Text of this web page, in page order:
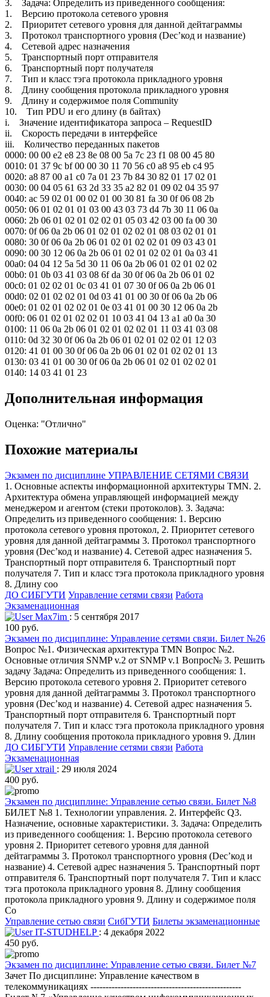
3. Задача: Определить из приведенного сообщения:
1. Версию протокола сетевого уровня
2. Приоритет сетевого уровня для данной дейтаграммы
3. Протокол транспортного уровня (Dec’код и название)
4. Сетевой адрес назначения
5. Транспортный порт отправителя
6. Транспортный порт получателя
7. Тип и класс тэга протокола прикладного уровня
8. Длину сообщения протокола прикладного уровня
9. Длину и содержимое поля Community
10. Тип PDU и его длину (в байтах)
i. Значение идентификатора запроса – RequestID
ii. Скорость передачи в интерфейсе
iii. Количество переданных пакетов
0000: 00 00 e2 e8 23 8e 08 00 5a 7c 23 f1 08 00 45 80
0010: 01 37 9c bf 00 00 30 11 70 56 c0 a8 95 eb c4 95
0020: a8 87 00 a1 c0 7a 01 23 7b 84 30 82 01 17 02 01
0030: 00 04 05 61 63 2d 33 35 a2 82 01 09 02 04 35 97
0040: ac 59 02 01 00 02 01 00 30 81 fa 30 0f 06 08 2b
0050: 06 01 02 01 01 03 00 43 03 73 d4 7b 30 11 06 0a
0060: 2b 06 01 02 01 02 02 01 05 03 42 03 00 fa 00 30
0070: 0f 06 0a 2b 06 01 02 01 02 02 01 08 03 02 01 01
0080: 30 0f 06 0a 2b 06 01 02 01 02 02 01 09 03 43 01
0090: 00 30 12 06 0a 2b 06 01 02 01 02 02 01 0a 03 41
00a0: 04 04 12 5a 5d 30 11 06 0a 2b 06 01 02 01 02 02
00b0: 01 0b 03 41 03 08 6f da 30 0f 06 0a 2b 06 01 02
00c0: 01 02 02 01 0c 03 41 01 07 30 0f 06 0a 2b 06 01
00d0: 02 01 02 02 01 0d 03 41 01 00 30 0f 06 0a 2b 06
00e0: 01 02 01 02 02 01 0e 03 41 01 00 30 12 06 0a 2b
00f0: 06 01 02 01 02 02 01 10 03 41 04 13 a1 a0 0a 30
0100: 11 06 0a 2b 06 01 02 01 02 02 01 11 03 41 03 08
0110: 0d 32 30 0f 06 0a 2b 06 01 02 01 02 02 01 12 03
0120: 41 01 00 30 0f 06 0a 2b 06 01 02 01 02 02 01 13
0130: 03 41 01 00 30 0f 06 0a 2b 06 01 02 01 02 02 01
0140: 14 03 41 01 23
Дополнительная информация
Оценка: "Отлично"
Похожие материалы
Экзамен по дисциплине УПРАВЛЕНИЕ СЕТЯМИ СВЯЗИ
1. Основные аспекты информационной архитектуры TMN. 2.
Архитектура обмена управляющей информацией между
менеджером и агентом (стеки протоколов). 3. Задача:
Определить из приведенного сообщения: 1. Версию
протокола сетевого уровня протокол, 2. Приоритет сетевого
уровня для данной дейтаграммы 3. Протокол транспортного
уровня (Dec’код и название) 4. Сетевой адрес назначения 5.
Транспортный порт отправителя 6. Транспортный порт
получателя 7. Тип и класс тэга протокола прикладного уровня
8. Длину соо
ДО СИБГУТИ Управление сетями связи Работа
Экзаменационная
Max7im : 5 сентября 2017
100 руб.
Экзамен по дисциплине: Управление сетями связи. Билет №26
Вопрос №1. Физическая архитектура TMN Вопрос №2.
Основные отличия SNMP v.2 от SNMP v.1 Вопрос№ 3. Решить
задачу Задача: Определить из приведенного сообщения: 1.
Версию протокола сетевого уровня 2. Приоритет сетевого
уровня для данной дейтаграммы 3. Протокол транспортного
уровня (Dec’код и название) 4. Сетевой адрес назначения 5.
Транспортный порт отправителя 6. Транспортный порт
получателя 7. Тип и класс тэга протокола прикладного уровня
8. Длину сообщения протокола прикладного уровня 9. Длин
ДО СИБГУТИ Управление сетями связи Работа
Экзаменационная
xtrail : 29 июля 2024
400 руб.
Экзамен по дисциплине: Управление сетью связи. Билет №8
БИЛЕТ №8 1. Технологии управления. 2. Интерфейс Q3.
Назначение, основные характеристики. 3. Задача: Определить
из приведенного сообщения: 1. Версию протокола сетевого
уровня 2. Приоритет сетевого уровня для данной
дейтаграммы 3. Протокол транспортного уровня (Dec’код и
название) 4. Сетевой адрес назначения 5. Транспортный порт
отправителя 6. Транспортный порт получателя 7. Тип и класс
тэга протокола прикладного уровня 8. Длину сообщения
протокола прикладного уровня 9. Длину и содержимое поля
Co
Управление сетью связи СибГУТИ Билеты экзаменационные
IT-STUDHELP : 4 декабря 2022
450 руб.
Экзамен по дисциплине: Управление сетью связи. Билет №7
Зачет По дисциплине: Управление качеством в
телекоммуникациях --------------------------------------------------